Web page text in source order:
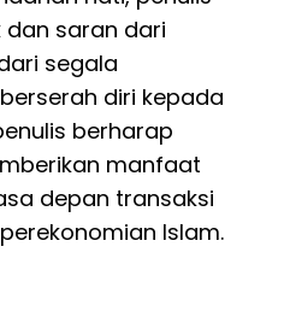
dan saran dari
segala
diri kepada
berharap
manfaat
depan transaksi
Islam.